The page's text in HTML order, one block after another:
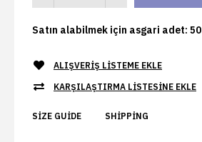
Satın alabilmek için asgari adet: 50
ALIŞVERIŞ LISTEME EKLE
KARŞILAŞTIRMA LISTESINE EKLE
SIZE GUIDE SHIPPING